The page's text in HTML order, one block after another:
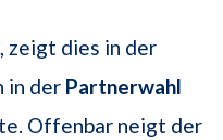
zeigt dies in der
in der Partnerwahl
Offenbar neigt der